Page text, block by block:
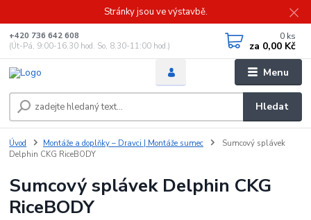
Stránky jsou ve výstavbě.
Menu
Hledat
+420 736 642 608
(Út-Pá, 9:00-16.30 hod. So, 8.30-11:00 hod.)
0 ks
za 0,00 Kč
Úvod Montáže a doplňky – Dravci | Montáže sumec
Sumcový splávek
Delphin CKG RiceBODY
Sumcový splávek Delphin CKG
RiceBODY